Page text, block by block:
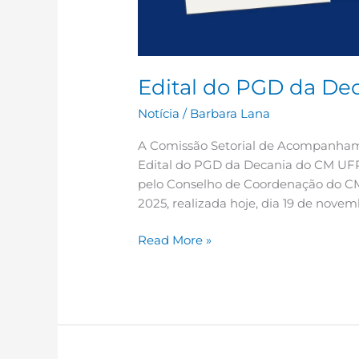
Edital do PGD da
Notícia / Barbara Lana
A Comissão Setorial de
Edital do PGD da Decania do CM
pelo Conselho de Coordenação do
2025, realizada hoje, dia 19 de
Read More »